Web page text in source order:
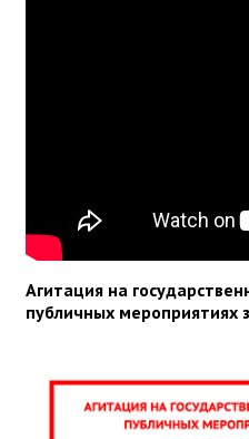
Агитация на
публичных мероприятиях